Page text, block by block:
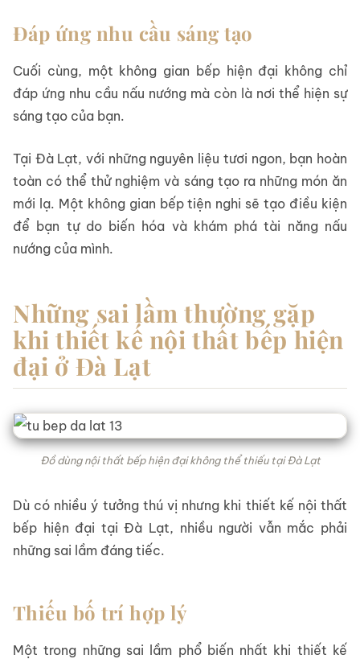
Đáp ứng nhu cầu sáng tạo
Cuối cùng, một không gian bếp hiện đại không chỉ
đáp ứng nhu cầu nấu nướng mà còn là nơi thể hiện sự
sáng tạo của bạn.
Tại Đà Lạt, với những nguyên liệu tươi ngon, bạn hoàn
toàn có thể thử nghiệm và sáng tạo ra những món ăn
mới lạ. Một không gian bếp tiện nghi sẽ tạo điều kiện
để bạn tự do biến hóa và khám phá tài năng nấu
nướng của mình.
Những sai lầm thường gặp
khi thiết kế nội thất bếp hiện
đại ở Đà Lạt
Đồ dùng nội thất bếp hiện đại không thể thiếu tại Đà Lạt
Dù có nhiều ý tưởng thú vị nhưng khi thiết kế nội thất
bếp hiện đại tại Đà Lạt, nhiều người vẫn mắc phải
những sai lầm đáng tiếc.
Thiếu bố trí hợp lý
Một trong những sai lầm phổ biến nhất khi thiết kế